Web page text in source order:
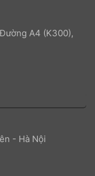
A4 (K300),
- Hà Nội